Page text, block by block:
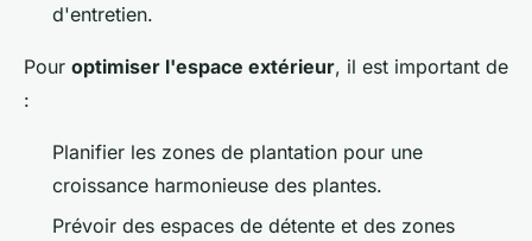
d'entretien.
Pour optimiser l'espace extérieur, il est important de
:
Planifier les zones de plantation pour une
croissance harmonieuse des plantes.
Prévoir des espaces de détente et des zones